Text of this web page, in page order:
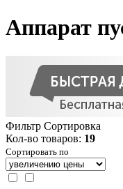
Аппарат
Фильтр Сортировка
Кол-во товаров: 19
Сортировать по